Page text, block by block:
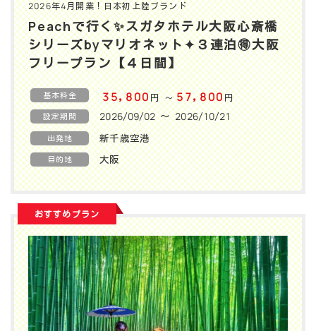
2026年4月開業！日本初上陸ブランド
Peachで行く✨️スガタホテル大阪心斎橋
シリーズbyマリオネット✦３連泊🉐大阪
フリープラン【４日間】
基本料金 35,800円〜57,800円
設定期間 2026/09/02 〜 2026/10/21
出発地 新千歳空港
目的地 大阪
おすすめプラン